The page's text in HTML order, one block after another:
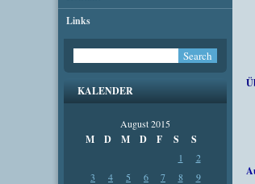
Links
KALENDER
August 2015
M D M D F S S
1
2
3
4 5 6 7 8
9